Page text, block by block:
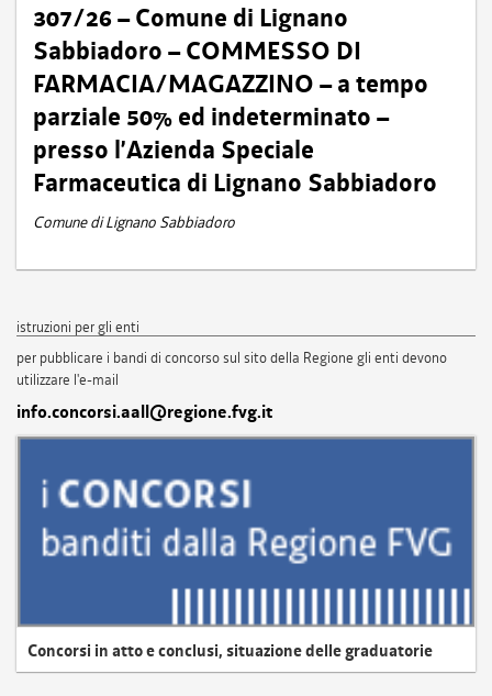
307/26 – Comune di Lignano
Sabbiadoro – COMMESSO DI
FARMACIA/MAGAZZINO – a tempo
parziale 50% ed indeterminato –
presso l’Azienda Speciale
Farmaceutica di Lignano Sabbiadoro
Comune di Lignano Sabbiadoro
istruzioni per gli enti
per pubblicare i bandi di concorso sul sito della Regione gli enti devono
utilizzare l'e-mail
info.concorsi.aall@regione.fvg.it
Concorsi in atto e conclusi, situazione delle graduatorie